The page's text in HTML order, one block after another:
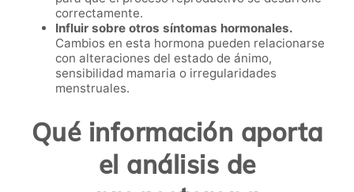
correctamente.
Influir sobre otros síntomas hormonales.
Cambios en esta hormona pueden relacionarse
con alteraciones del estado de ánimo,
sensibilidad mamaria o irregularidades
menstruales.
Qué información aporta
el análisis de